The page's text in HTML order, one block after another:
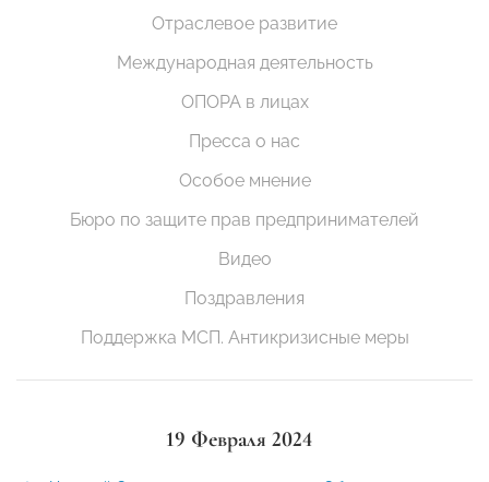
Отраслевое развитие
Международная деятельность
ОПОРА в лицах
Пресса о нас
Особое мнение
Бюро по защите прав предпринимателей
Видео
Поздравления
Поддержка МСП. Антикризисные меры
19 Февраля 2024